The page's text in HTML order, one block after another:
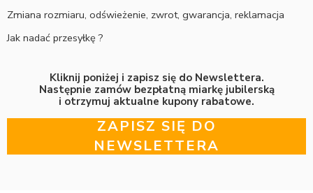
Zmiana rozmiaru, odświeżenie, zwrot, gwarancja, reklamacja
Jak nadać przesyłkę ?
Kliknij poniżej i zapisz się do Newslettera.
Następnie zamów bezpłatną miarkę jubilerską
i otrzymuj aktualne kupony rabatowe.
ZAPISZ SIĘ DO
NEWSLETTERA